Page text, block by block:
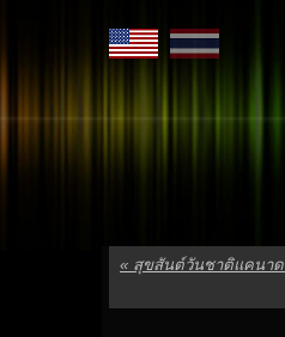
« สุขสันต์วันชาติแคนาด